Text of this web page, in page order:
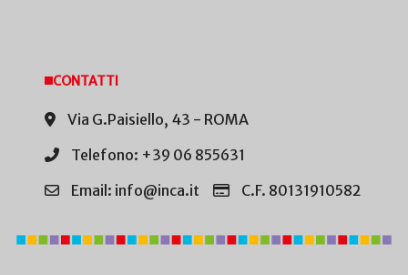
CONTATTI
Via G.Paisiello, 43 - ROMA
Telefono: +39 06 855631
Email: info@inca.it
C.F. 80131910582